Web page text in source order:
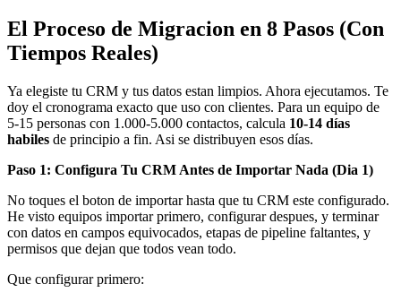
El Proceso de Migracion en 8 Pasos (Con
Tiempos Reales)
Ya elegiste tu CRM y tus datos estan limpios. Ahora ejecutamos. Te
doy el cronograma exacto que uso con clientes. Para un equipo de
5-15 personas con 1.000-5.000 contactos, calcula 10-14 días
habiles de principio a fin. Asi se distribuyen esos días.
Paso 1: Configura Tu CRM Antes de Importar Nada (Dia 1)
No toques el boton de importar hasta que tu CRM este configurado.
He visto equipos importar primero, configurar despues, y terminar
con datos en campos equivocados, etapas de pipeline faltantes, y
permisos que dejan que todos vean todo.
Que configurar primero: